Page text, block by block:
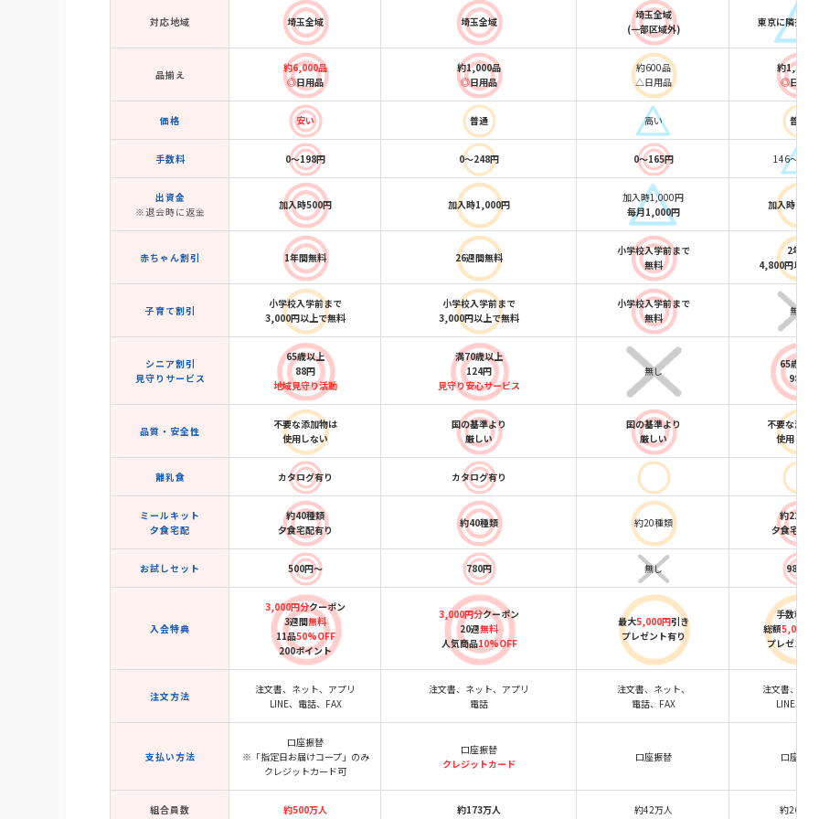
対応地域 埼玉全域 埼玉全域
埼玉全域
(一部区域外)
東京に隣接する
品揃え
約6,000品
◎日用品
約1,000品
◎日用品
約600品
△日用品
約1,300品
◎日用品
価格 安い 普通 高い 普通
手数料 0～198円 0～248円 0～165円 146～198円
出資金
※退会時に返金
加入時500円 加入時1,000円
加入時1,000円
毎月1,000円
加入時1,000
赤ちゃん割引 1年間無料 26週間無料
小学校入学前まで
無料
2年間
4,800円以上で
子育て割引
小学校入学前まで
3,000円以上で無料
小学校入学前まで
3,000円以上で無料
小学校入学前まで
無料
無し
シニア割引
見守りサービス
65歳以上
88円
地域見守り活動
満70歳以上
124円
見守り安心サービス
無し
65歳以上
98円
品質・安全性
不要な添加物は
使用しない
国の基準より
厳しい
国の基準より
厳しい
不要な添加物
使用しない
離乳食 カタログ有り カタログ有り
ミールキット
夕食宅配
約40種類
夕食宅配有り
約40種類 約20種類
約22種類
夕食宅配有り
お試しセット 500円～ 780円 無し 980円
入会特典
3,000円分クーポン
3週間無料
11品50%OFF
200ポイント
3,000円分クーポン
20週無料
人気商品10%OFF
最大5,000円引き
プレゼント有り
手数料
総額5,000円
プレゼント有
注文方法
注文書、ネット、アプリ
LINE、電話、FAX
注文書、ネット、アプリ
電話
注文書、ネット、
電話、FAX
注文書、ネッ
LINE、電話
支払い方法
口座振替
※「指定日お届けコープ」のみ
クレジットカード可
口座振替
クレジットカード
口座振替 口座振替
組合員数 約500万人 約173万人 約42万人 約26万人